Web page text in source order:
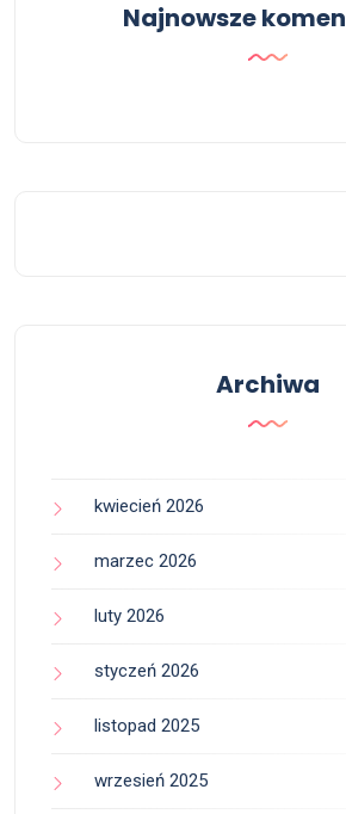
Najnowsze
Archiwa
kwiecień 2026
marzec 2026
luty 2026
styczeń 2026
listopad 2025
wrzesień 2025